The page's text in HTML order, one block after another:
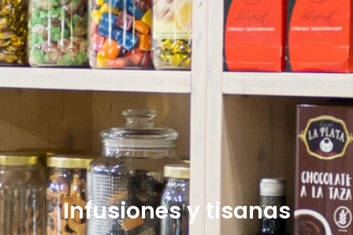
Infusiones y tisanas